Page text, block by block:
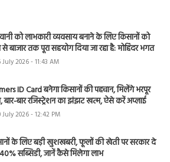
को लाभकारी व्यवसाय बनाने के लिए किसानों को
बाजार तक पूरा सहयोग दिया जा रहा है: मोहिंदर भगत
July 2026 - 11:43 AM
ID Card बनेगा किसानों की पहचान, मिलेंगे भरपूर
बार-बार रजिस्ट्रेशन का झंझट खत्म, ऐसे करें अप्लाई
July 2026 - 12:42 PM
के लिए बड़ी खुशखबरी, फूलों की खेती पर सरकार दे
सब्सिडी, जानें कैसे मिलेगा लाभ